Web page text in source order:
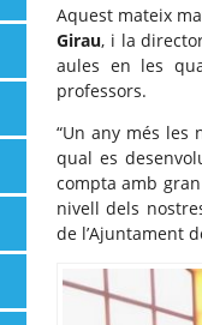
Aquest mateix
Girau, i la
aules en les
professors.
“Un any més les
qual es
compta amb
nivell dels
de l’Ajuntament